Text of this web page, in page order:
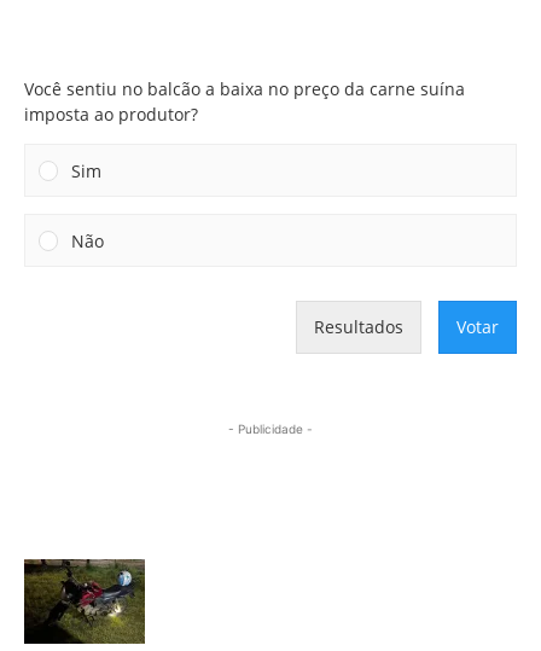
Você sentiu no balcão a baixa no preço da carne suína
imposta ao produtor?
Sim
Não
Resultados Votar
- Publicidade -